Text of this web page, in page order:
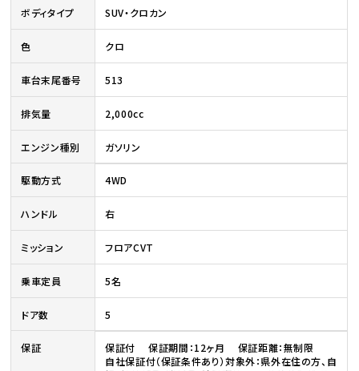
ボディタイプ SUV・クロカン
色 クロ
車台末尾番号 513
排気量 2,000cc
エンジン種別 ガソリン
駆動方式 4WD
ハンドル 右
ミッション フロアCVT
乗車定員 5名
ドア数 5
保証
保証付 保証期間：12ヶ月 保証距離：無制限
自社保証付（保証条件あり）対象外：県外在住の方、自